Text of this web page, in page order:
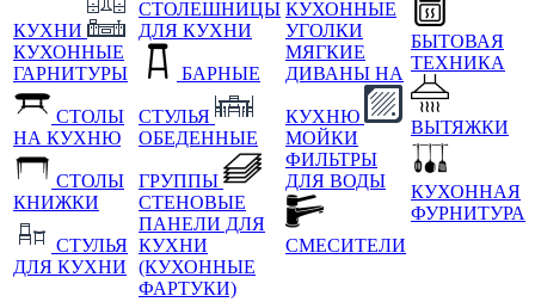
КУХНИ
КУХОННЫЕ
ГАРНИТУРЫ
СТОЛЫ
НА КУХНЮ
СТОЛЫ
КНИЖКИ
СТУЛЬЯ
ДЛЯ КУХНИ
СТОЛЕШНИЦЫ
ДЛЯ КУХНИ
БАРНЫЕ
СТУЛЬЯ
ОБЕДЕННЫЕ
ГРУППЫ
СТЕНОВЫЕ
ПАНЕЛИ ДЛЯ
КУХНИ
(КУХОННЫЕ
ФАРТУКИ)
КУХОННЫЕ
УГОЛКИ
МЯГКИЕ
ДИВАНЫ НА
КУХНЮ
МОЙКИ
ФИЛЬТРЫ
ДЛЯ ВОДЫ
СМЕСИТЕЛИ
БЫТОВАЯ
ТЕХНИКА
ВЫТЯЖКИ
КУХОННАЯ
ФУРНИТУРА